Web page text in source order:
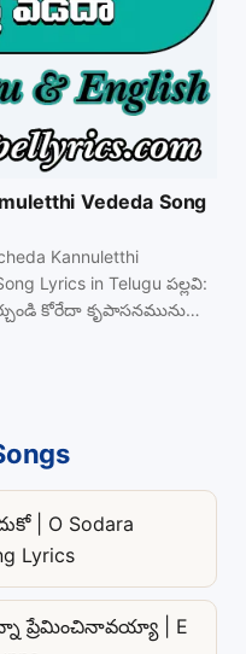
Vededa Song
Kannuletthi
Lyrics in Telugu పల్లవి:
కోరేదా కృపాసనమును
| O Sodara
Lyrics
ప్రేమించినావయ్యా | E